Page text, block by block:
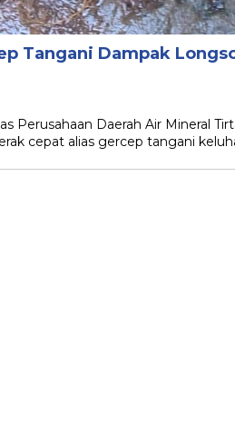
Tangani Dampak
Perusahaan Daerah Air Mineral
cepat alias gercep tangani